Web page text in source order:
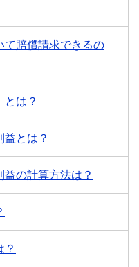
て賠償請求できるの
とは？
益とは？
の計算方法は？
？